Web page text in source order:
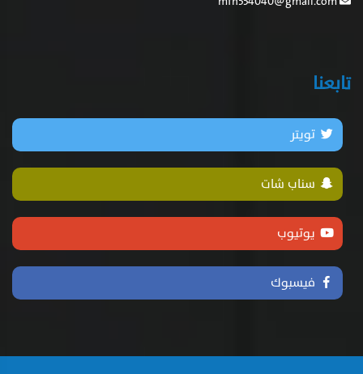
تابعنا
تويتر
سناب شات
يوتيوب
فيسبوك